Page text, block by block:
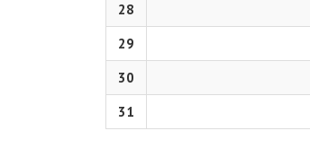
28
29
30
31